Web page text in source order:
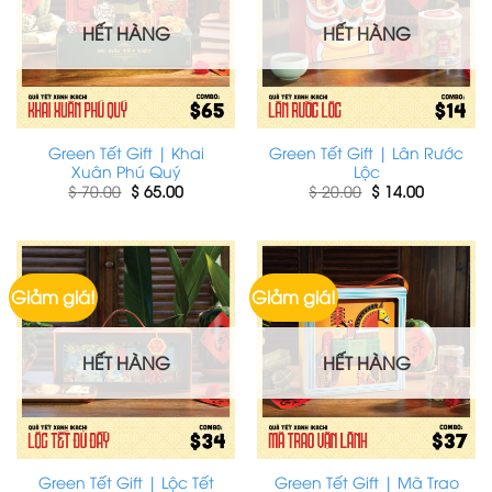
HẾT HÀNG
Green Tết Gift | Khai
Xuân Phú Quý
$70.00 Giá
gốc
$65.00Giá
hiện
$ 65.00.
HẾT HÀNG
Green Tết Gift | Lân Rước
Lộc
$20.00 Giá
gốc
$14.00Giá
hiện
$ 14.00.
Giảm giá!
HẾT HÀNG
Green Tết Gift | Lộc Tết
Giảm giá!
HẾT HÀNG
Green Tết Gift | Mã Trao